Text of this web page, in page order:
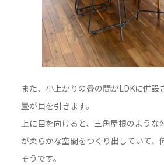
また、小上がりの畳の間がLDKに併設
畳が目を引きます。
上に目を向けると、三角屋根のような
が柔らかな空間をつくり出していて、
そうです。